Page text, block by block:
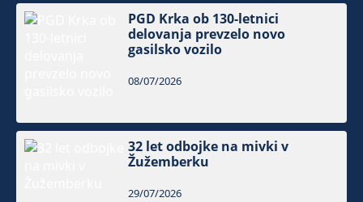
PGD Krka ob 130-letnici
delovanja prevzelo novo
gasilsko vozilo
08/07/2026
32 let odbojke na mivki v
Žužemberku
29/07/2026